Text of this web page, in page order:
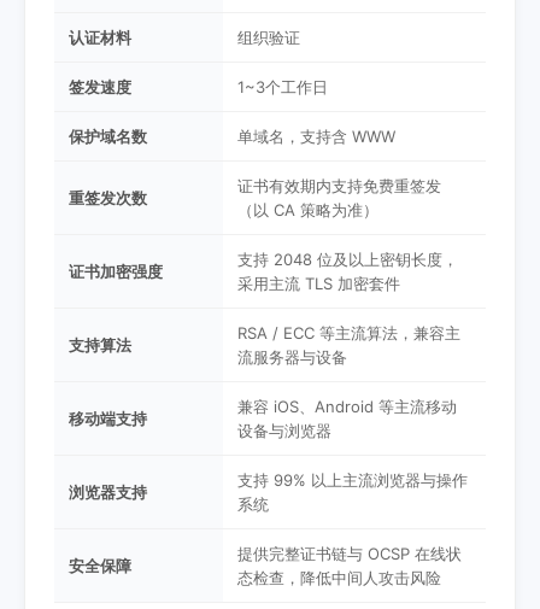
认证材料 组织验证
签发速度 1~3个工作日
保护域名数 单域名，支持含 WWW
重签发次数
证书有效期内支持免费重签发
（以 CA 策略为准）
证书加密强度
支持 2048 位及以上密钥长度，
采用主流 TLS 加密套件
支持算法
RSA / ECC 等主流算法，兼容主
流服务器与设备
移动端支持
兼容 iOS、Android 等主流移动
设备与浏览器
浏览器支持
支持 99% 以上主流浏览器与操作
系统
安全保障
提供完整证书链与 OCSP 在线状
态检查，降低中间人攻击风险